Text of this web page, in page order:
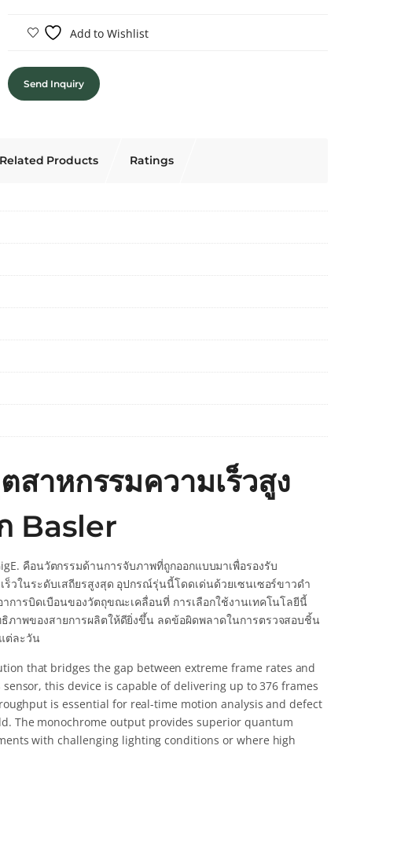
Add to Wishlist
Send Inquiry
Related Products Ratings
าหกรรมความเร็วสูง
Basler
คือนวัตกรรมด้านการจับภาพที่ถูกออกแบบมาเพื่อรองรับ
วในระดับเสถียรสูงสุด อุปกรณ์รุ่นนี้โดดเด่นด้วยเซนเซอร์ขาวดำ
ารบิดเบือนของวัตถุขณะเคลื่อนที่ การเลือกใช้งานเทคโนโลยีนี้
าพของสายการผลิตให้ดียิ่งขึ้น ลดข้อผิดพลาดในการตรวจสอบชิ้น
ต่ละวัน
that bridges the gap between extreme frame rates and
this device is capable of delivering up to 376 frames
is essential for real-time motion analysis and defect
The monochrome output provides superior quantum
with challenging lighting conditions or where high